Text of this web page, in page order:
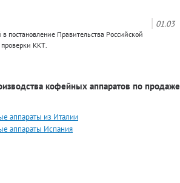
01.03
Правительства Российской
ККТ.
кофейных аппаратов по продаже
аппараты из Италии
аппараты Испания